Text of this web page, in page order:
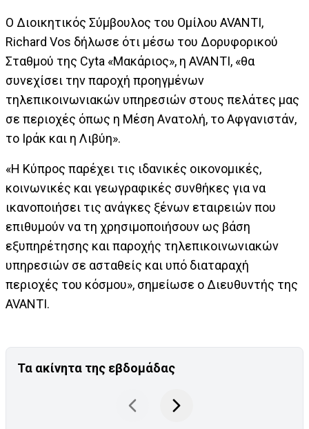
Ο Διοικητικός Σύμβουλος του Ομίλου AVANTI,
Richard Vos δήλωσε ότι μέσω του Δορυφορικού
Σταθμού της Cyta «Μακάριος», η AVANTI, «θα
συνεχίσει την παροχή προηγμένων
τηλεπικοινωνιακών υπηρεσιών στους πελάτες μας
σε περιοχές όπως η Μέση Ανατολή, το Αφγανιστάν,
το Ιράκ και η Λιβύη».
«Η Κύπρος παρέχει τις ιδανικές οικονομικές,
κοινωνικές και γεωγραφικές συνθήκες για να
ικανοποιήσει τις ανάγκες ξένων εταιρειών που
επιθυμούν να τη χρησιμοποιήσουν ως βάση
εξυπηρέτησης και παροχής τηλεπικοινωνιακών
υπηρεσιών σε ασταθείς και υπό διαταραχή
περιοχές του κόσμου», σημείωσε ο Διευθυντής της
AVANTI.
Τα ακίνητα της εβδομάδας